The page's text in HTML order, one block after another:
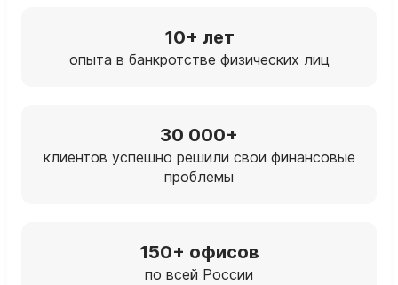
10+ лет
опыта в банкротстве физических лиц
30 000+
клиентов успешно решили свои финансовые
проблемы
150+ офисов
по всей России